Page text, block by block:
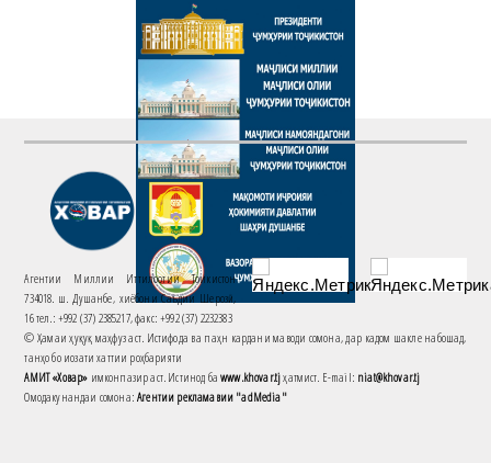
Агентии Миллии Иттилоотии Тоҷикистон
734018. ш. Душанбе, хиёбони Саъдии Шерозӣ,
16 тел.: +992 (37) 2385217, факс: +992 (37) 2232383
© Ҳамаи ҳуқуқ маҳфуз аст. Истифода ва паҳн кардани маводи сомона, дар кадом шакле набошад,
танҳо бо иҷозати хаттии роҳбарияти
АМИТ «Ховар» имконпазир аст. Истинод баwww.khovar.tjҳатмист. E-mail: niat@khovar.tj
Омодакунандаи сомона:Агентии рекламавии "adMedia"